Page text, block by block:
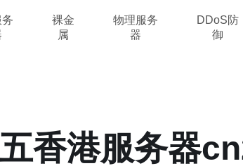
裸金
属
物理服务
器
DDoS防
御
香港服务器